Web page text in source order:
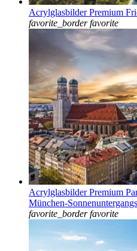
Acrylglasbilder Premium
favorite_border favorite
Acrylglasbilder Premium
München-
favorite_border favorite